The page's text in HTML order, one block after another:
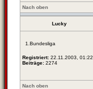
Nach oben
Lucky
1.Bundesliga
Registriert: 22.11.2003, 01:22
Beiträge: 2274
Nach oben